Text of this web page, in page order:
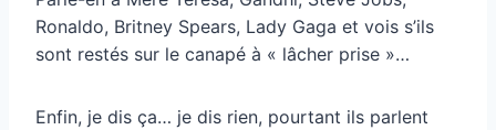
Ronaldo, Britney Spears, Lady Gaga et vois s’ils
sont restés sur le canapé à « lâcher prise »…
Enfin, je dis ça… je dis rien, pourtant ils parlent